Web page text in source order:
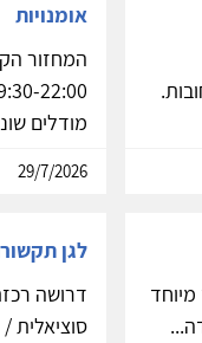
אומנויות
מודלים
29/7/2026
מיוחד
לגן
דרושה
סוציאלית